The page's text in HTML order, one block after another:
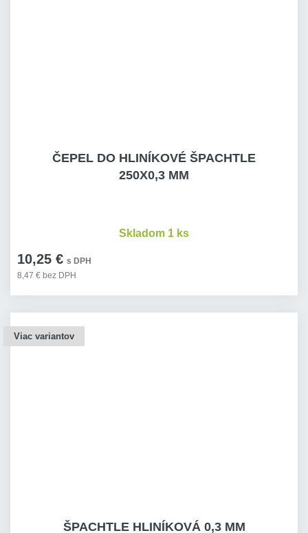
ČEPEL DO HLINÍKOVÉ ŠPACHTLE
250X0,3 MM
10,25 € s DPH
8,47 € bez DPH
Skladom 1 ks
Viac variantov
ŠPACHTLE HLINÍKOVÁ 0,3 MM